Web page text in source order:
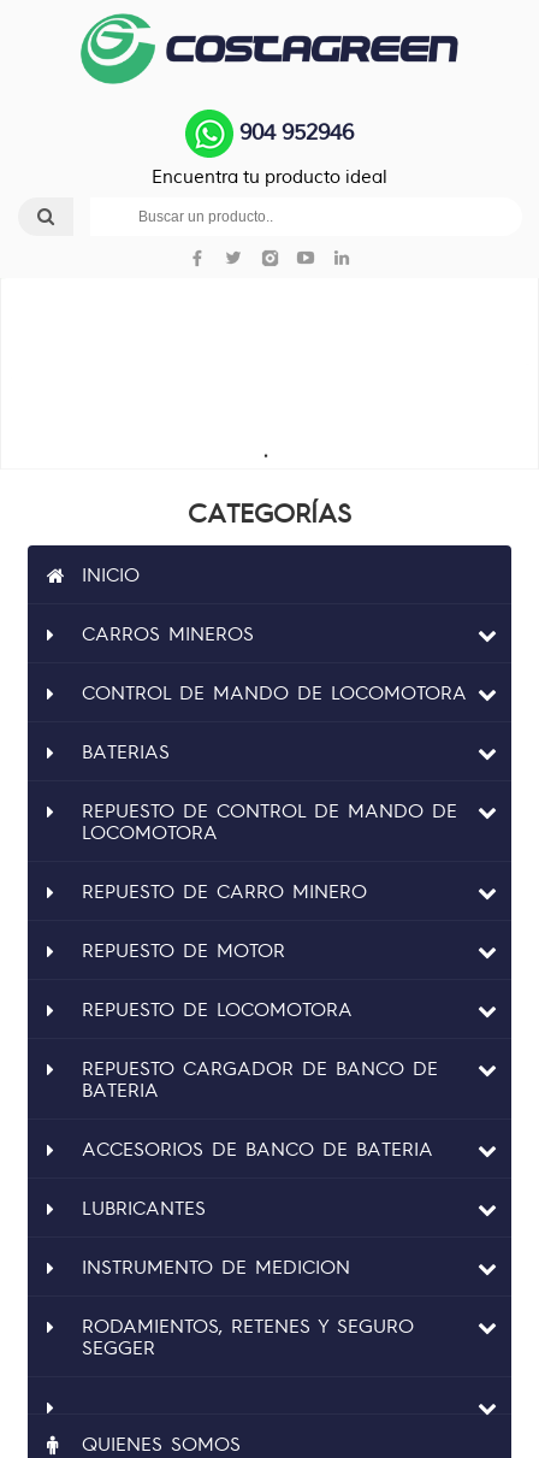
904 952946
Encuentra tu producto ideal
CATEGORÍAS
INICIO
CARROS MINEROS
CONTROL DE MANDO DE LOCOMOTORA
BATERIAS
REPUESTO DE CONTROL DE MANDO DE
LOCOMOTORA
REPUESTO DE CARRO MINERO
REPUESTO DE MOTOR
REPUESTO DE LOCOMOTORA
REPUESTO CARGADOR DE BANCO DE
BATERIA
ACCESORIOS DE BANCO DE BATERIA
LUBRICANTES
INSTRUMENTO DE MEDICION
RODAMIENTOS, RETENES Y SEGURO
SEGGER
QUIENES SOMOS